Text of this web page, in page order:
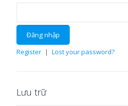
Register | Lost your password?
Lưu trữ